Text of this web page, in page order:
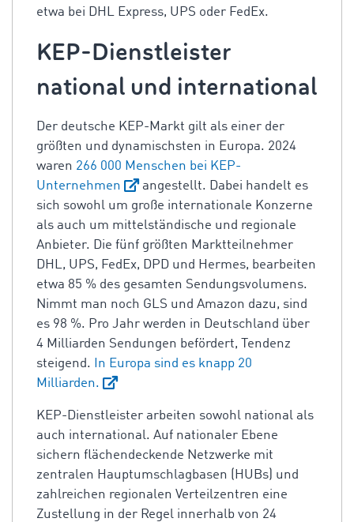
etwa bei DHL Express, UPS oder FedEx.
KEP-Dienstleister
national und international
Der deutsche KEP-Markt gilt als einer der
größten und dynamischsten in Europa. 2024
waren 266 000 Menschen bei KEP-
Unternehmen
angestellt. Dabei handelt es
sich sowohl um große internationale Konzerne
als auch um mittelständische und regionale
Anbieter. Die fünf größten Marktteilnehmer
DHL, UPS, FedEx, DPD und Hermes, bearbeiten
etwa 85 % des gesamten Sendungsvolumens.
Nimmt man noch GLS und Amazon dazu, sind
es 98 %. Pro Jahr werden in Deutschland über
4 Milliarden Sendungen befördert, Tendenz
steigend.
In Europa sind es knapp 20
Milliarden.
KEP-Dienstleister arbeiten sowohl national als
auch international. Auf nationaler Ebene
sichern flächendeckende Netzwerke mit
zentralen Hauptumschlagbasen (HUBs) und
zahlreichen regionalen Verteilzentren eine
Zustellung in der Regel innerhalb von 24